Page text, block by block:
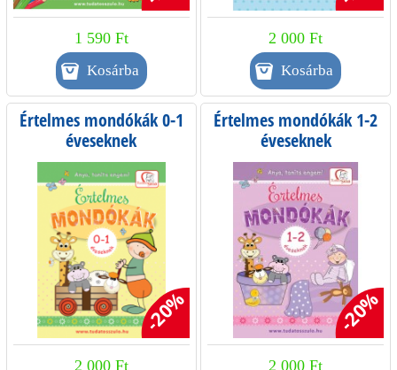
1 590 Ft 2 000 Ft
Értelmes mondókák 0-1
éveseknek
-20%
2 000 Ft
Értelmes mondókák 1-2
éveseknek
-20%
2 000 Ft